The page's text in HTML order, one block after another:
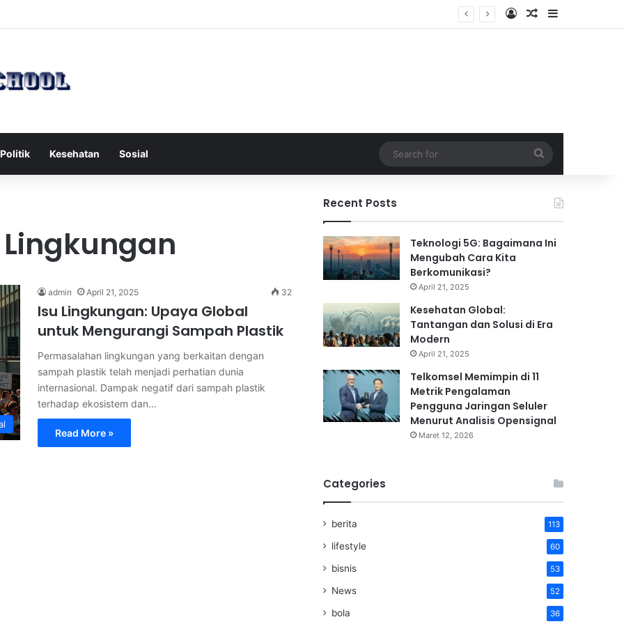
Log InRandom Article
Sidebar
Politik Kesehatan Sosial
for
admin April 21, 2025 32
Isu Lingkungan: Upaya Global
untuk Mengurangi Sampah Plastik
Permasalahan lingkungan yang berkaitan dengan
sampah plastik telah menjadi perhatian dunia
internasional. Dampak negatif dari sampah plastik
terhadap ekosistem dan…
Read More »
Recent Posts
Teknologi 5G: Bagaimana Ini
Mengubah Cara Kita
Berkomunikasi?
April 21, 2025
Kesehatan Global:
Tantangan dan Solusi di Era
Modern
April 21, 2025
Telkomsel Memimpin di 11
Metrik Pengalaman
Pengguna Jaringan Seluler
Menurut Analisis Opensignal
Maret 12, 2026
Categories
berita 113
lifestyle 60
bisnis 53
News 52
bola 36